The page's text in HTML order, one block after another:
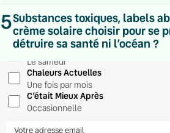
5Substances toxiques, labels
crème solaire choisir pour se
détruire sa santé ni l’océan ?
Quotidienne
Du lundi au vendredi
Hebdomadaire
Le samedi
Chaleurs Actuelles
Une fois par mois
C’était Mieux Après
Occasionnelle